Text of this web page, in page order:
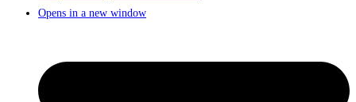
Opens in a new window